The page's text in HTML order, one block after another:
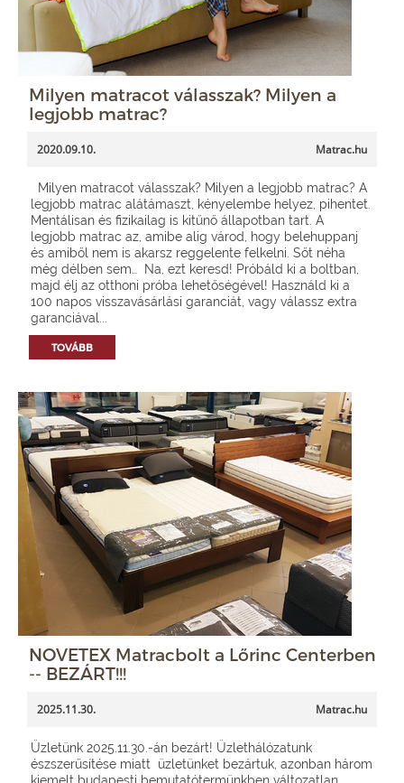
Milyen matracot válasszak? Milyen a
legjobb matrac?
2020.09.10. Matrac.hu
Milyen matracot válasszak? Milyen a legjobb matrac? A
legjobb matrac alátámaszt, kényelembe helyez, pihentet.
Mentálisan és fizikailag is kitűnő állapotban tart. A
legjobb matrac az, amibe alig várod, hogy belehuppanj
és amiből nem is akarsz reggelente felkelni. Sőt néha
még délben sem… Na, ezt keresd! Próbáld ki a boltban,
majd élj az otthoni próba lehetőségével! Használd ki a
100 napos visszavásárlási garanciát, vagy válassz extra
garanciával...
TOVÁBB
NOVETEX Matracbolt a Lőrinc Centerben
-- BEZÁRT!!!
2025.11.30. Matrac.hu
Üzletünk 2025.11.30.-án bezárt! Üzlethálózatunk
észszerűsítése miatt üzletünket bezártuk, azonban három